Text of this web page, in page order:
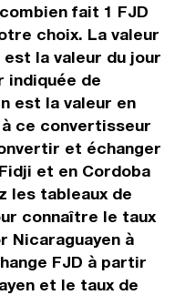
fait 1 FJD
choix. La valeur
la valeur du jour
indiquée de
est la valeur en
ce convertisseur
et échanger
et en Cordoba
les tableaux de
connaître le taux
Nicaraguayen à
FJD à partir
et le taux de